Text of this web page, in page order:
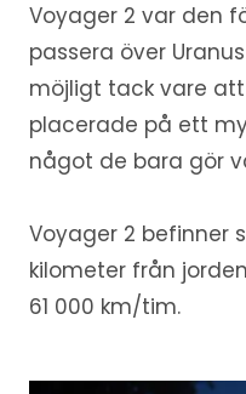
Voyager 2 var den
passera över
möjligt tack vare
placerade på ett
något de bara gör
Voyager 2 befinner
kilometer från
61 000 km/tim.